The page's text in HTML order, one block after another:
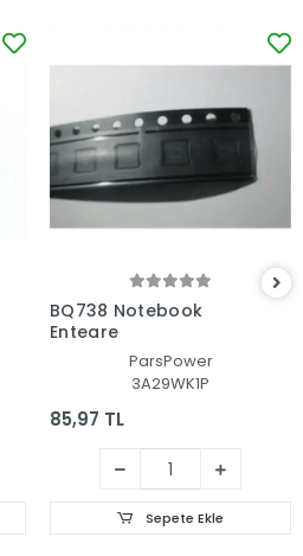
BQ738 Notebook
Entegre
ParsPower
3A29WK1P
85,97 TL
Sepete Ekle